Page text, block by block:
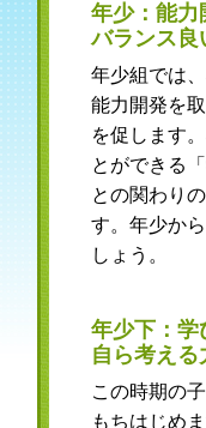
年少：能力
バランス良
年少組では
能力開発を
を促します
とができる
との関わり
す。年少か
しょう。
年少下：学
自ら考え
この時期の
もちはじめ